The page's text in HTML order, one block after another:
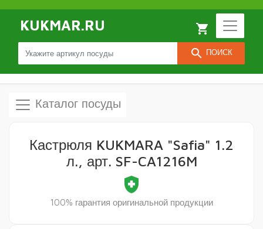
KUKMAR.RU
search ПОИСК
local_grocery_store
Каталог посуды
Кастрюля KUKMARA "Safia" 1.2
л., арт. SF-CA1216M
health_and_safety
100% гарантия оригинальной продукции